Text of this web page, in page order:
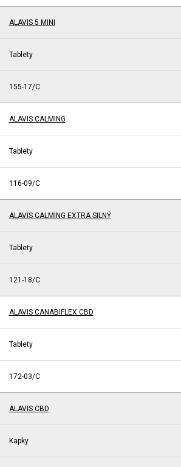
ALAVIS 5 MINI
Tablety
155-17/C
ALAVIS CALMING
Tablety
116-09/C
ALAVIS CALMING EXTRA SILNÝ
Tablety
121-18/C
ALAVIS CANABIFLEX CBD
Tablety
172-03/C
ALAVIS CBD
Kapky